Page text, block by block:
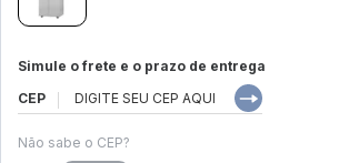
Simule o frete e o prazo de entrega
CEP
Não sabe o CEP?